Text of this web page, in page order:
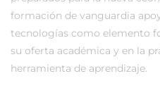
formación de vanguardia
tecnologías como elemento
su oferta académica y en la
herramienta de aprendizaje.